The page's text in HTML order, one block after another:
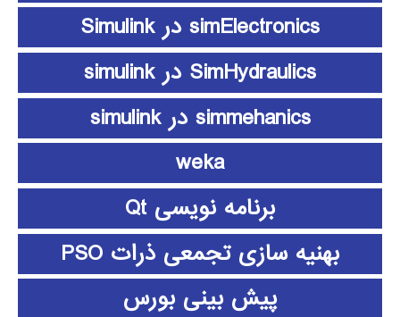
simElectronics در Simulink
SimHydraulics در simulink
simmehanics در simulink
weka
برنامه نویسی Qt
بهنیه سازی تجمعی ذرات PSO
پیش بینی بورس